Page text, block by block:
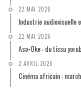
22 MAI 2026
Industrie audiovisuelle
22 MAI 2026
Aso-Oke : du tissu
2 AVRIL 2026
Cinéma africain :